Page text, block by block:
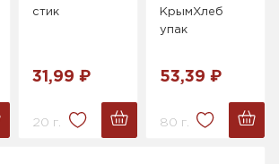
стик
31,99 ₽
20 г.
КрымХлеб
упак
53,39 ₽
80 г.